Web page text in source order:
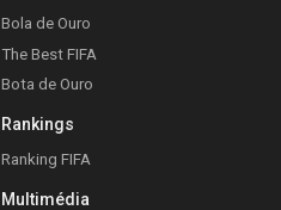
Bola de Ouro
The Best FIFA
Bota de Ouro
Rankings
Ranking FIFA
Multimédia